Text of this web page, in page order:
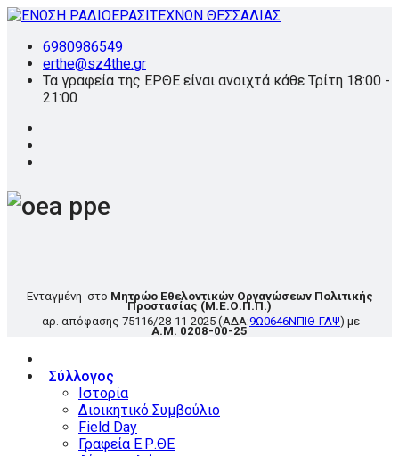
6980986549
erthe@sz4the.gr
Τα γραφεία της ΕΡΘΕ είναι ανοιχτά κάθε Τρίτη 18:00 -
21:00
Ενταγμένη στο Μητρώο Εθελοντικών Οργανώσεων Πολιτικής
Προστασίας (Μ.Ε.Ο.Π.Π.)
αρ. απόφασης 75116/28-11-2025 (ΑΔΑ:9Ω0646ΝΠΙΘ-ΓΛΨ) με
Α.Μ. 0208-00-25
Σύλλογος
Ιστορία
Διοικητικό Συμβούλιο
Field Day
Γραφεία Ε.Ρ.ΘΕ